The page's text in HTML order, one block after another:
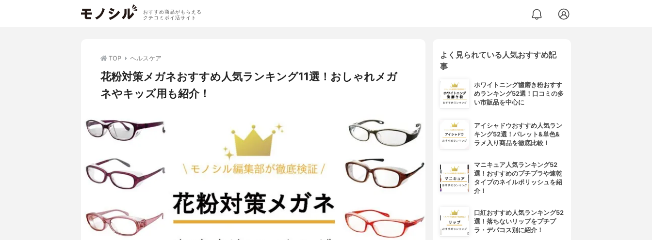
おすすめ商品がもらえる
クチコミポイ活サイト
TOP ヘルスケア
花粉対策メガネおすすめ人気ランキング11選！おしゃれメガ
ネやキッズ用も紹介！
よく見られている人気おすすめ記
事
ホワイトニング歯磨き粉おすす
めランキング52選！口コミの多
い市販品を中心に
アイシャドウおすすめ人気ラン
キング52選！パレット&単色&
ラメ入り商品を徹底比較！
マニキュア人気ランキング52
選！おすすめのプチプラや速乾
タイプのネイルポリッシュを紹
介！
口紅おすすめ人気ランキング52
選！落ちないリップをプチプ
ラ・デパコス別に紹介！